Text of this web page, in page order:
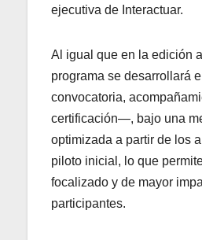
ejecutiva de Interactuar.
Al igual que en la edición
programa se desarrollará
convocatoria,
certificación—, bajo una
optimizada a partir de los
piloto inicial, lo que
focalizado y de mayor
participantes.